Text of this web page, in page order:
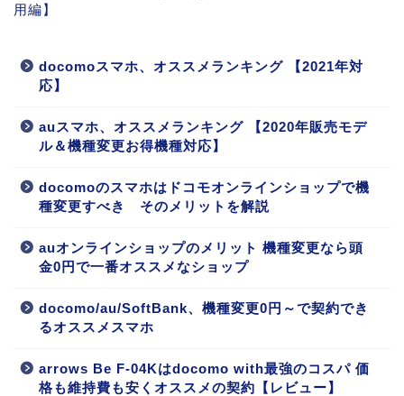
用編】
docomoスマホ、オススメランキング 【2021年対
応】
auスマホ、オススメランキング 【2020年販売モデ
ル＆機種変更お得機種対応】
docomoのスマホはドコモオンラインショップで機
種変更すべき そのメリットを解説
auオンラインショップのメリット 機種変更なら頭
金0円で一番オススメなショップ
docomo/au/SoftBank、機種変更0円～で契約でき
るオススメスマホ
arrows Be F-04Kはdocomo with最強のコスパ 価
格も維持費も安くオススメの契約【レビュー】